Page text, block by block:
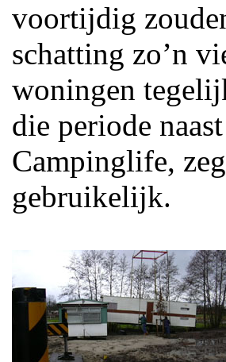
voortijdig
schatting zo’n
woningen
die periode
Campinglife,
gebruikelijk.